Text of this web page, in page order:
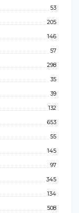
53
205
146
57
298
35
39
132
653
55
145
97
345
134
508